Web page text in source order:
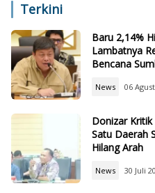
Terkini
Baru 2,14%
Lambatnya
Bencana
News 06
Donizar
Satu Daerah
Hilang Arah
News 30 Juli